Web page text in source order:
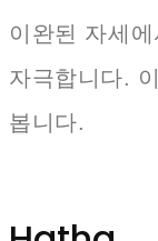
이완된 자세
자극합니다.
봅니다.